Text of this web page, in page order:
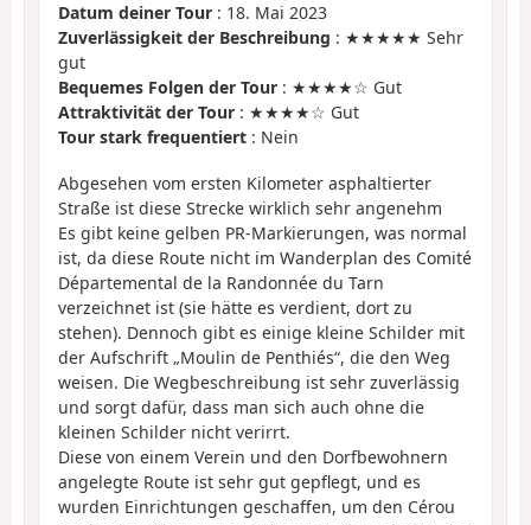
Datum deiner Tour : 18. Mai 2023
Zuverlässigkeit der Beschreibung : ★★★★★ Sehr
gut
Bequemes Folgen der Tour : ★★★★☆ Gut
Attraktivität der Tour : ★★★★☆ Gut
Tour stark frequentiert : Nein
Abgesehen vom ersten Kilometer asphaltierter
Straße ist diese Strecke wirklich sehr angenehm
Es gibt keine gelben PR-Markierungen, was normal
ist, da diese Route nicht im Wanderplan des Comité
Départemental de la Randonnée du Tarn
verzeichnet ist (sie hätte es verdient, dort zu
stehen). Dennoch gibt es einige kleine Schilder mit
der Aufschrift „Moulin de Penthiés“, die den Weg
weisen. Die Wegbeschreibung ist sehr zuverlässig
und sorgt dafür, dass man sich auch ohne die
kleinen Schilder nicht verirrt.
Diese von einem Verein und den Dorfbewohnern
angelegte Route ist sehr gut gepflegt, und es
wurden Einrichtungen geschaffen, um den Cérou